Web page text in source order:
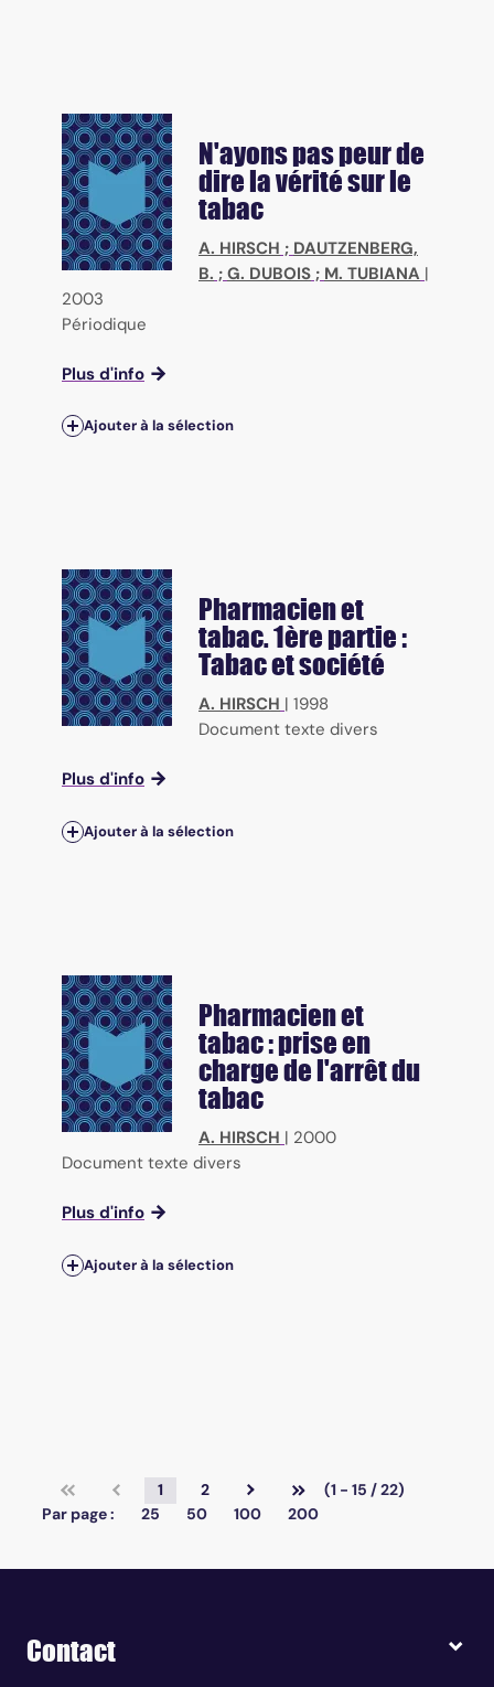
N'ayons pas peur de
dire la vérité sur le
tabac
A. HIRSCH ; DAUTZENBERG,
B. ; G. DUBOIS ; M. TUBIANA |
2003
Périodique
Plus d'info
Ajouter à la sélection
Pharmacien et
tabac. 1ère partie :
Tabac et société
A. HIRSCH | 1998
Document texte divers
Plus d'info
Ajouter à la sélection
Pharmacien et
tabac : prise en
charge de l'arrêt du
tabac
A. HIRSCH | 2000
Document texte divers
Plus d'info
Ajouter à la sélection
1 2
(1 - 15 / 22)
Par page :
25 50 100 200
Contact